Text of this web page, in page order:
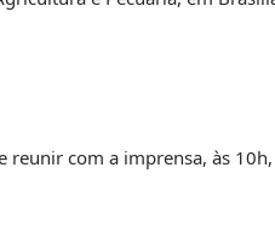
reunir com a imprensa, às